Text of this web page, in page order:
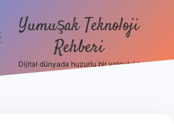
Yumuşak Teknoloji
Rehberi
Dijital dünyada huzurlu bir yolculuk!